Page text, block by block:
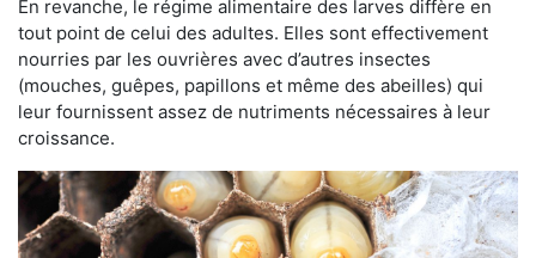
En revanche, le régime alimentaire des larves diffère en
tout point de celui des adultes. Elles sont effectivement
nourries par les ouvrières avec d’autres insectes
(mouches, guêpes, papillons et même des abeilles) qui
leur fournissent assez de nutriments nécessaires à leur
croissance.